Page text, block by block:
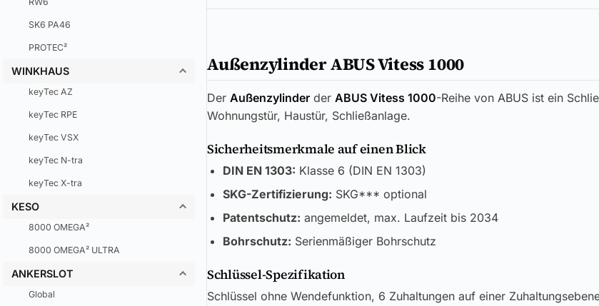
SK6 PA46
PROTEC²
WINKHAUS
keyTec AZ
keyTec RPE
keyTec VSX
keyTec N-tra
keyTec X-tra
KESO
8000 OMEGA²
8000 OMEGA² ULTRA
ANKERSLOT
Global
Außenzylinder ABUS Vitess 1000
Der Außenzylinder der ABUS Vitess 1000-Reihe von ABUS ist ein
Wohnungstür, Haustür, Schließanlage.
Sicherheitsmerkmale auf einen Blick
DIN EN 1303: Klasse 6 (DIN EN 1303)
SKG-Zertifizierung: SKG*** optional
Patentschutz: angemeldet, max. Laufzeit bis 2034
Bohrschutz: Serienmäßiger Bohrschutz
Schlüssel-Spezifikation
Schlüssel ohne Wendefunktion, 6 Zuhaltungen auf einer